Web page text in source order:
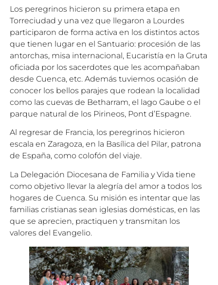
Los peregrinos hicieron su primera etapa en
Torreciudad y una vez que llegaron a Lourdes
participaron de forma activa en los distintos actos
que tienen lugar en el Santuario: procesión de las
antorchas, misa internacional, Eucaristía en la Gruta
oficiada por los sacerdotes que les acompañaban
desde Cuenca, etc. Además tuviemos ocasión de
conocer los bellos parajes que rodean la localidad
como las cuevas de Betharram, el lago Gaube o el
parque natural de los Pirineos, Pont d’Espagne.
Al regresar de Francia, los peregrinos hicieron
escala en Zaragoza, en la Basílica del Pilar, patrona
de España, como colofón del viaje.
La Delegación Diocesana de Familia y Vida tiene
como objetivo llevar la alegría del amor a todos los
hogares de Cuenca. Su misión es intentar que las
familias cristianas sean iglesias domésticas, en las
que se aprecien, practiquen y transmitan los
valores del Evangelio.